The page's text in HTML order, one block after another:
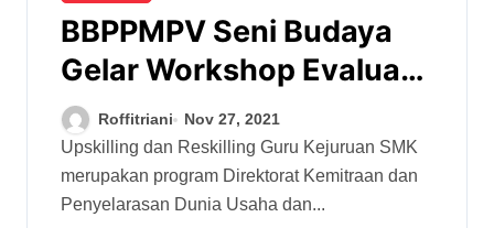
BBPPMPV Seni Budaya
Gelar Workshop Evaluasi
Penyusunan Laporan
Upskilling dan Reskilling
Roffitriani Nov 27, 2021
Upskilling dan Reskilling Guru Kejuruan SMK
merupakan program Direktorat Kemitraan dan
Penyelarasan Dunia Usaha dan...